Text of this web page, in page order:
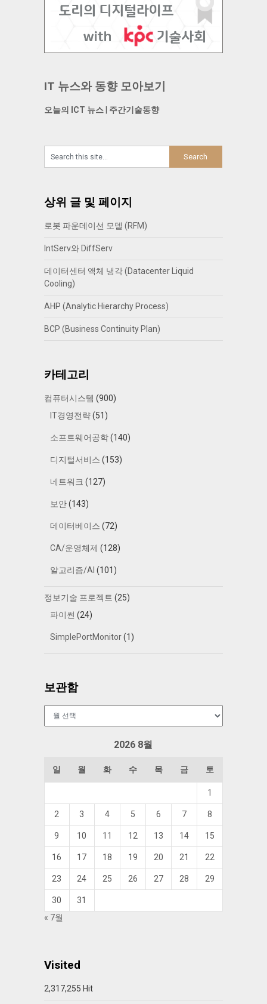
IT 뉴스와 동향 모아보기
오늘의 ICT 뉴스| 주간기술동향
상위 글 및 페이지
로봇 파운데이션 모델 (RFM)
IntServ와 DiffServ
데이터센터 액체 냉각 (Datacenter Liquid
Cooling)
AHP (Analytic Hierarchy Process)
BCP (Business Continuity Plan)
카테고리
컴퓨터시스템 (900)
IT경영전략(51)
소프트웨어공학(140)
디지털서비스 (153)
네트워크 (127)
보안(143)
데이터베이스 (72)
CA/운영체제 (128)
알고리즘/AI (101)
정보기술 프로젝트 (25)
파이썬 (24)
SimplePortMonitor(1)
보관함
2026 8월
일 월 화 수 목 금 토
1
2 3 4 5 6 7 8
9 10 11 12 13 14 15
16 17 18 19 20 21 22
23 24 25 26 27 28 29
30
31
« 7월
Visited
2,317,255 Hit